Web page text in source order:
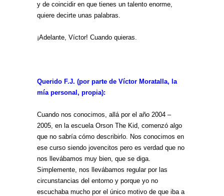
y de coincidir en que tienes un talento enorme,
quiere decirte unas palabras.
¡Adelante, Víctor! Cuando quieras.
Querido F.J. (por parte de Víctor Moratalla, la
mía personal, propia):
Cuando nos conocimos, allá por el año 2004 –
2005, en la escuela Orson The Kid, comenzó algo
que no sabría cómo describirlo. Nos conocimos en
ese curso siendo jovencitos pero es verdad que no
nos llevábamos muy bien, que se diga.
Simplemente, nos llevábamos regular por las
circunstancias del entorno y porque yo no
escuchaba mucho por el único motivo de que iba a